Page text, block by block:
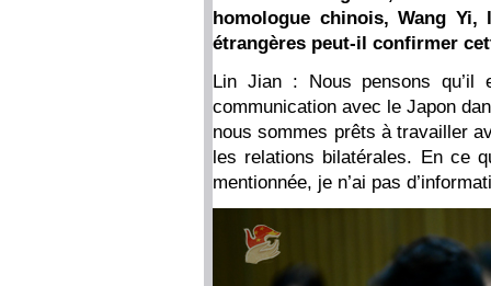
homologue chinois, Wang
étrangères peut-il confirmer
Lin Jian : Nous pensons qu’il
communication avec le Japon
nous sommes prêts à travailler
les relations bilatérales. En ce
mentionnée, je n’ai pas